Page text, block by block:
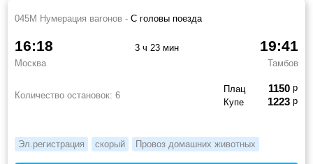
045М Нумерация вагонов - С головы поезда
16:18
Москва
19:41
Тамбов
3 ч 23 мин
Количество остановок: 6
Плац 1150р
Купе
1223р
Эл.регистрация скорый Провоз домашних животных